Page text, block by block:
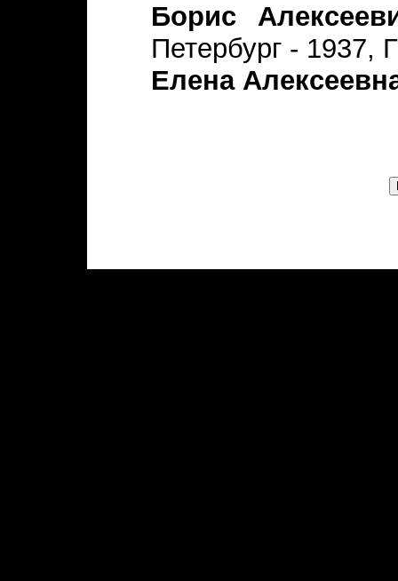
Борис
Петербург - 1937,
Елена